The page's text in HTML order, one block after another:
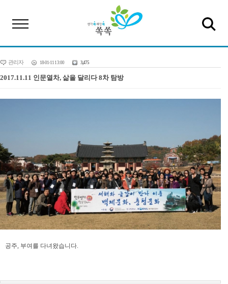
관리자 18-01-11 13:00 3,475
2017.11.11 인문열차, 삶을 달리다 8차 탐방
공주, 부여를 다녀왔습니다.